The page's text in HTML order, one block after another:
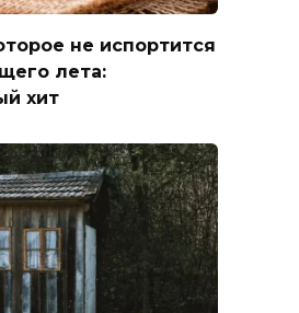
не испортится
лета:
хит